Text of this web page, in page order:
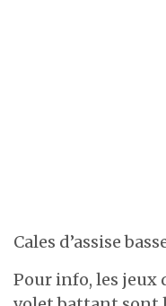
Cales d’assise
Pour info, les jeux